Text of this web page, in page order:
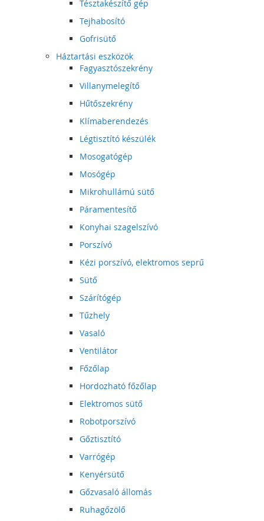
Tésztakészítő gép
Tejhabosító
Gofrisütő
Háztartási eszközök
Fagyasztószekrény
Villanymelegítő
Hűtőszekrény
Klímaberendezés
Légtisztító készülék
Mosogatógép
Mosógép
Mikrohullámú sütő
Páramentesítő
Konyhai szagelszívó
Porszívó
Kézi porszívó, elektromos seprű
Sütő
Szárítógép
Tűzhely
Vasaló
Ventilátor
Főzőlap
Hordozható főzőlap
Elektromos sütő
Robotporszívó
Gőztisztító
Varrógép
Kenyérsütő
Gőzvasaló állomás
Ruhagőzölő